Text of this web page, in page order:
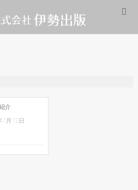
介
7月12日